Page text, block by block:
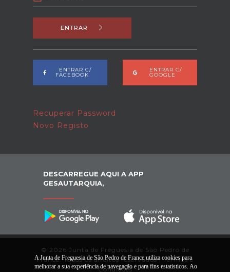
ENTRAR
ENTRAR C/
FACEBOOK
ENTRAR C/
GOOGLE
Recuperar Password
Novo Registo
DESCARREGUE AQUI A APP
GESAUTARQUIA,
© 2026 Junta de Freguesia de São Pedro de
France. Todos os direitos reservados |Termos e
Condições
A Junta de Freguesia de São Pedro de France utiliza cookies para
melhorar a sua experiência de navegação e para fins estatísticos. Ao